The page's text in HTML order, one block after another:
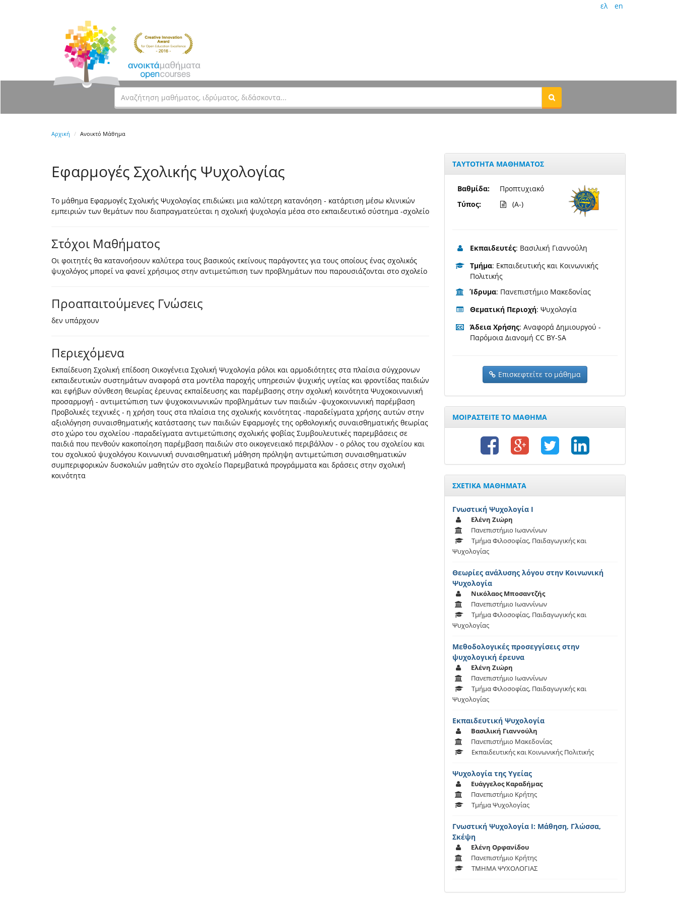
ελ en
Αρχική Ανοικτό Μάθημα
Eφαρμογές Σχολικής Ψυχολογίας
Το μάθημα Εφαρμογές Σχολικής Ψυχολογίας επιδιώκει μια καλύτερη κατανόηση - κατάρτιση μέσω κλινικών
εμπειριών των θεμάτων που διαπραγματεύεται η σχολική ψυχολογία μέσα στο εκπαιδευτικό σύστημα -σχολείο
Στόχοι Μαθήματος
Οι φοιτητές θα κατανοήσουν καλύτερα τους βασικούς εκείνους παράγοντες για τους οποίους ένας σχολικός
ψυχολόγος μπορεί να φανεί χρήσιμος στην αντιμετώπιση των προβλημάτων που παρουσιάζονται στο σχολείο
Προαπαιτούμενες Γνώσεις
δεν υπάρχουν
Περιεχόμενα
Eκπαίδευση Σχολική επίδοση Οικογένεια Σχολική Ψυχολογία ρόλοι και αρμοδιότητες στα πλαίσια σύγχρονων
εκπαιδευτικών συστημάτων αναφορά στα μοντέλα παροχής υπηρεσιών ψυχικής υγείας και φροντίδας παιδιών
και εφήβων σύνθεση θεωρίας έρευνας εκπαίδευσης και παρέμβασης στην σχολική κοινότητα Ψυχοκοινωνική
προσαρμογή - αντιμετώπιση των ψυχοκοινωνικών προβλημάτων των παιδιών -ψυχοκοινωνική παρέμβαση
Προβολικές τεχνικές - η χρήση τους στα πλαίσια της σχολικής κοινότητας -παραδείγματα χρήσης αυτών στην
αξιολόγηση συναισθηματικής κατάστασης των παιδιών Εφαρμογές της ορθολογικής συναισθηματικής θεωρίας
στο χώρο του σχολείου -παραδείγματα αντιμετώπισης σχολικής φοβίας Συμβουλευτικές παρεμβάσεις σε
παιδιά που πενθούν κακοποίηση παρέμβαση παιδιών στο οικογενειακό περιβάλλον - ο ρόλος του σχολείου και
του σχολικού ψυχολόγου Κοινωνική συναισθηματική μάθηση πρόληψη αντιμετώπιση συναισθηματικών
συμπεριφορικών δυσκολιών μαθητών στο σχολείο Παρεμβατικά προγράμματα και δράσεις στην σχολική
κοινότητα
ΤΑΥΤΟΤΗΤΑ ΜΑΘΗΜΑΤΟΣ
Βαθμίδα:
Τύπος:
Προπτυχιακό
(A-)
Εκπαιδευτές: Βασιλική Γιαννούλη
Τμήμα: Εκπαιδευτικής και Κοινωνικής
Πολιτικής
Ίδρυμα: Πανεπιστήμιο Μακεδονίας
Θεματική Περιοχή: Ψυχολογία
Άδεια Χρήσης: Αναφορά Δημιουργού -
Παρόμοια Διανομή CC BY-SA
Επισκεφτείτε το μάθημα
ΜΟΙΡΑΣΤΕΙΤΕ ΤΟ ΜΑΘΗΜΑ
ΣΧΕΤΙΚΑ ΜΑΘΗΜΑΤΑ
Γνωστική Ψυχολογία Ι
Ελένη Ζιώρη
Πανεπιστήμιο Ιωαννίνων
Τμήμα Φιλοσοφίας, Παιδαγωγικής και
Ψυχολογίας
Θεωρίες ανάλυσης λόγου στην Κοινωνική
Ψυχολογία
Νικόλαος Μποσαντζής
Πανεπιστήμιο Ιωαννίνων
Τμήμα Φιλοσοφίας, Παιδαγωγικής και
Ψυχολογίας
Μεθοδολογικές προσεγγίσεις στην
ψυχολογική έρευνα
Ελένη Ζιώρη
Πανεπιστήμιο Ιωαννίνων
Τμήμα Φιλοσοφίας, Παιδαγωγικής και
Ψυχολογίας
Εκπαιδευτική Ψυχολογία
Βασιλική Γιαννούλη
Πανεπιστήμιο Μακεδονίας
Εκπαιδευτικής και Κοινωνικής Πολιτικής
Ψυχολογία της Υγείας
Ευάγγελος Καραδήμας
Πανεπιστήμιο Κρήτης
Τμήμα Ψυχολογίας
Γνωστική Ψυχολογία Ι: Μάθηση, Γλώσσα,
Σκέψη
Ελένη Ορφανίδου
Πανεπιστήμιο Κρήτης
ΤΜΗΜΑ ΨΥΧΟΛΟΓΙΑΣ